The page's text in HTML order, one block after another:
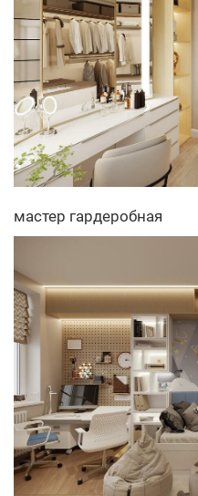
мастер гардеробная